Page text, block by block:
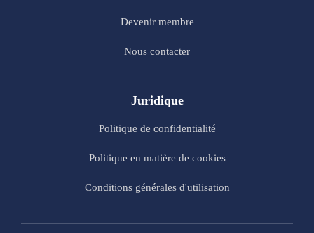
Devenir membre
Nous contacter
Juridique
Politique de confidentialité
Politique en matière de cookies
Conditions générales d'utilisation